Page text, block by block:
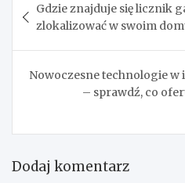
wpisu
Gdzie znajduje się licznik
zlokalizować w swoim
Nowoczesne technologie
– sprawdź, co
Dodaj komentarz